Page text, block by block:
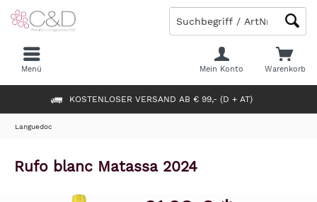
KOSTENLOSER VERSAND AB € 99,- (D + AT)
Warenkorb
Mein Konto
Menü
Languedoc
Rufo blanc Matassa 2024